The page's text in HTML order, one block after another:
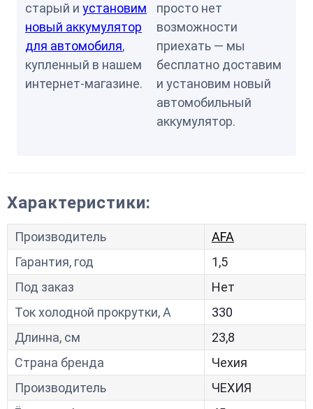
старый и установим
новый аккумулятор
для автомобиля,
купленный в нашем
интернет-магазине.
просто нет
возможности
приехать — мы
бесплатно доставим
и установим новый
автомобильный
аккумулятор.
Характеристики:
Производитель
AFA
Гарантия, год
1,5
Под заказ
Нет
Ток холодной прокрутки, A
330
Длинна, см
23,8
Страна бренда
Чехия
Производитель
ЧЕХИЯ